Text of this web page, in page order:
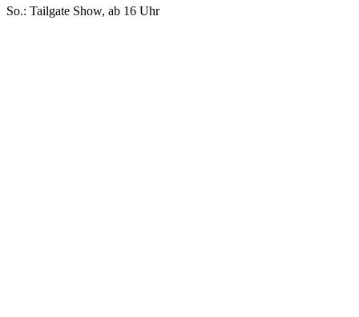
So.: Tailgate Show, ab 16 Uhr